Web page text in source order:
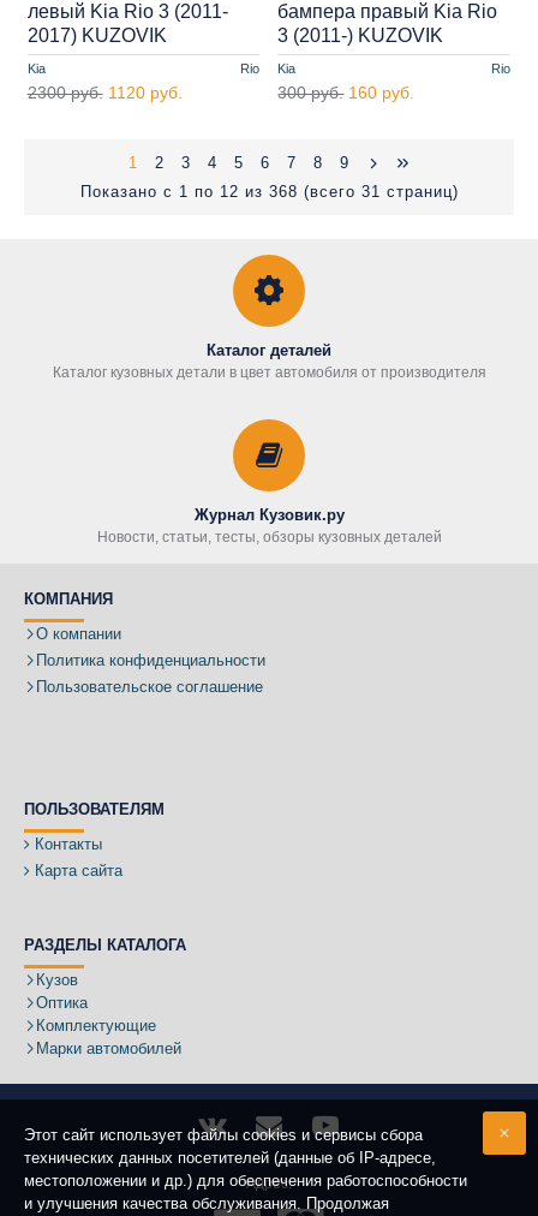
Kia Rio
левый Kia Rio 3 (2011-
2017) KUZOVIK
2300 руб. 1120 руб.
Kia Rio
бампера правый Kia Rio
3 (2011-) KUZOVIK
300 руб. 160 руб.
1 2 3 4 5 6 7 8
9
Показано с 1 по 12 из 368 (всего 31 страниц)
Каталог деталей
Каталог кузовных детали в цвет автомобиля от производителя
Журнал Кузовик.ру
Новости, статьи, тесты, обзоры кузовных деталей
КОМПАНИЯ
О компании
Политика конфиденциальности
Пользовательское соглашение
ПОЛЬЗОВАТЕЛЯМ
Контакты
Карта сайта
РАЗДЕЛЫ КАТАЛОГА
Кузов
Оптика
Комплектующие
Марки автомобилей
Адрес:
Этот сайт использует файлы cookies и сервисы сбора
технических данных посетителей (данные об IP-адресе,
местоположении и др.) для обеспечения работоспособности
и улучшения качества обслуживания. Продолжая